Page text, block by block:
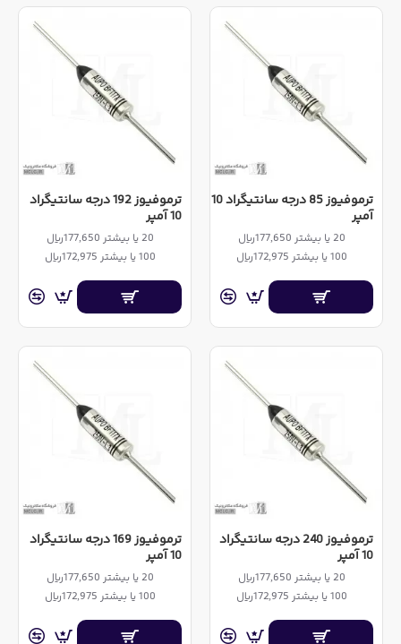
ترموفیوز 85 درجه سانتیگراد 10
آمپر
20 یا بیشتر 177,650ریال
100 یا بیشتر 172,975ریال
ترموفیوز 192 درجه سانتیگراد
10 آمپر
20 یا بیشتر 177,650ریال
100 یا بیشتر 172,975ریال
ترموفیوز 240 درجه سانتیگراد
10 آمپر
20 یا بیشتر 177,650ریال
100 یا بیشتر 172,975ریال
ترموفیوز 169 درجه سانتیگراد
10 آمپر
20 یا بیشتر 177,650ریال
100 یا بیشتر 172,975ریال